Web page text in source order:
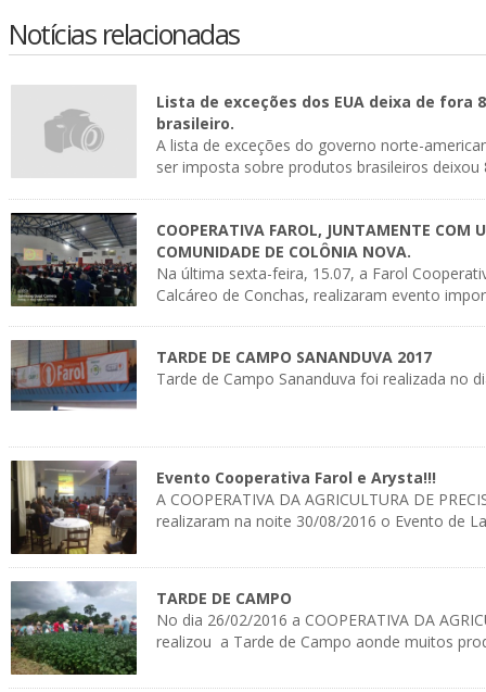
Notícias relacionadas
Lista de exceções dos EUA deixa de fora
brasileiro.
A lista de exceções do governo norte-
ser imposta sobre produtos brasileiros deixou
COOPERATIVA FAROL, JUNTAMENTE COM
COMUNIDADE DE COLÔNIA NOVA.
Na última sexta-feira, 15.07, a Farol
Calcáreo de Conchas, realizaram evento
TARDE DE CAMPO SANANDUVA 2017
Tarde de Campo Sananduva foi realizada no
Evento Cooperativa Farol e Arysta!!!
A COOPERATIVA DA AGRICULTURA DE
realizaram na noite 30/08/2016 o Evento de
TARDE DE CAMPO
No dia 26/02/2016 a COOPERATIVA DA
realizou a Tarde de Campo aonde muitos